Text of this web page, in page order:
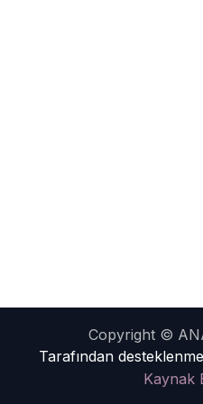
Copyright ©
Tarafından
Kaynak